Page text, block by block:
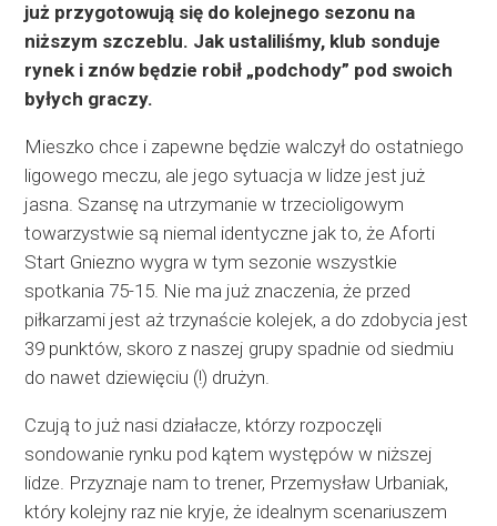
już przygotowują się do kolejnego sezonu na
niższym szczeblu. Jak ustaliliśmy, klub sonduje
rynek i znów będzie robił „podchody” pod swoich
byłych graczy.
Mieszko chce i zapewne będzie walczył do ostatniego
ligowego meczu, ale jego sytuacja w lidze jest już
jasna. Szansę na utrzymanie w trzecioligowym
towarzystwie są niemal identyczne jak to, że Aforti
Start Gniezno wygra w tym sezonie wszystkie
spotkania 75-15. Nie ma już znaczenia, że przed
piłkarzami jest aż trzynaście kolejek, a do zdobycia jest
39 punktów, skoro z naszej grupy spadnie od siedmiu
do nawet dziewięciu (!) drużyn.
Czują to już nasi działacze, którzy rozpoczęli
sondowanie rynku pod kątem występów w niższej
lidze. Przyznaje nam to trener, Przemysław Urbaniak,
który kolejny raz nie kryje, że idealnym scenariuszem